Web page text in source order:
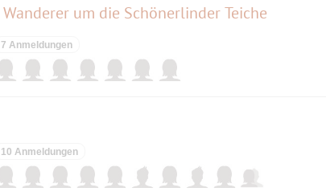
um die Schönerlinder Teiche
7 Anmeldungen
10 Anmeldungen